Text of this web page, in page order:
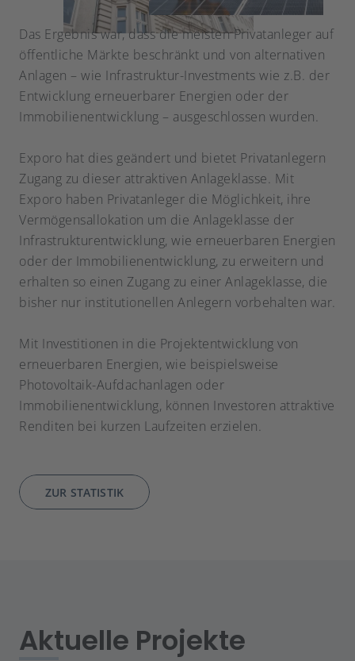
Das Ergebnis war, dass die meisten Privatanleger auf
öffentliche Märkte beschränkt und von alternativen
Anlagen – wie Infrastruktur-Investments wie z.B. der
Entwicklung erneuerbarer Energien oder der
Immobilienentwicklung – ausgeschlossen wurden.
Exporo hat dies geändert und bietet Privatanlegern
Zugang zu dieser attraktiven Anlageklasse. Mit
Exporo haben Privatanleger die Möglichkeit, ihre
Vermögensallokation um die Anlageklasse der
Infrastrukturentwicklung, wie erneuerbaren Energien
oder der Immobilienentwicklung, zu erweitern und
erhalten so einen Zugang zu einer Anlageklasse, die
bisher nur institutionellen Anlegern vorbehalten war.
Mit Investitionen in die Projektentwicklung von
erneuerbaren Energien, wie beispielsweise
Photovoltaik-Aufdachanlagen oder
Immobilienentwicklung, können Investoren attraktive
Renditen bei kurzen Laufzeiten erzielen.
ZUR STATISTIK
Aktuelle Projekte